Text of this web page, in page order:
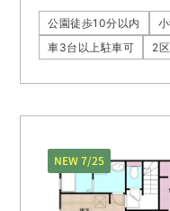
公園徒歩10分以内
車3台以上駐車可
2
NEW 7/25